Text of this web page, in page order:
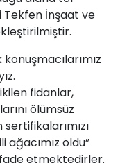
Tekfen İnşaat ve
fidanlar,
ölümsüz
ağacımız oldu”
etmektedirler.